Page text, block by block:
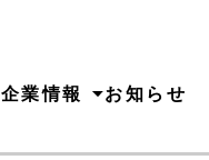
企業情報 お知らせ